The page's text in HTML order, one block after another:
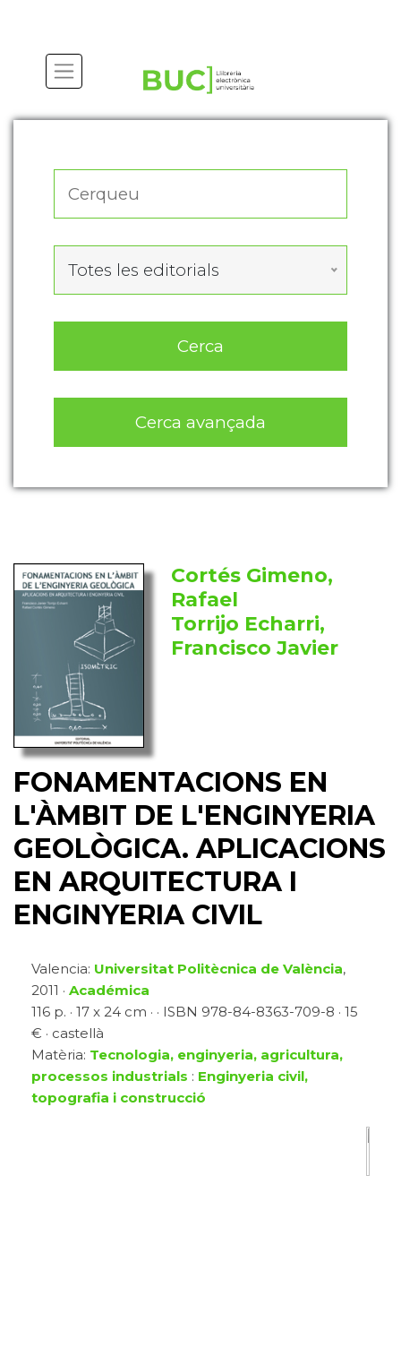
Totes les editorials
Cerca
Cerca avançada
Cortés Gimeno,
Rafael
Torrijo Echarri,
Francisco Javier
FONAMENTACIONS EN
L'ÀMBIT DE L'ENGINYERIA
GEOLÒGICA. APLICACIONS
EN ARQUITECTURA I
ENGINYERIA CIVIL
Valencia: Universitat Politècnica de València,
2011 · Académica
116 p. · 17 x 24 cm · · ISBN 978-84-8363-709-8 · 15
€ · castellà
Matèria: Tecnologia, enginyeria, agricultura,
processos industrials : Enginyeria civil,
topografia i construcció